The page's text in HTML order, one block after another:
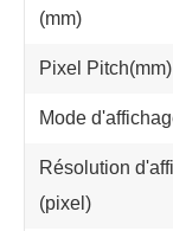
(mm)
Pixel Pitch(mm)
Mode
Résolution
(pixel)